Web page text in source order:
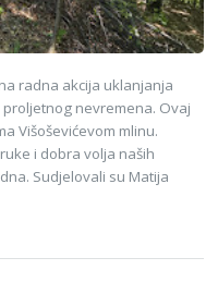
radna akcija uklanjanja
nevremena. Ovaj
Višoševićevom mlinu.
i dobra volja naših
Sudjelovali su Matija